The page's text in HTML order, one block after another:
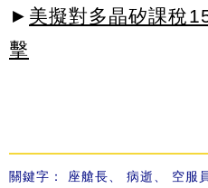
► 美擬對多晶矽課稅
擊
關鍵字： 座艙長、 病逝、 空服